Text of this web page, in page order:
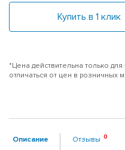
Купить в 1 клик
*Цена действительна только
отличаться от цен в розничных
Описание Отзывы